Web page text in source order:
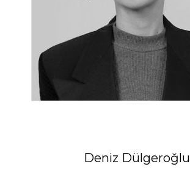
Deniz Dülgeroğlu